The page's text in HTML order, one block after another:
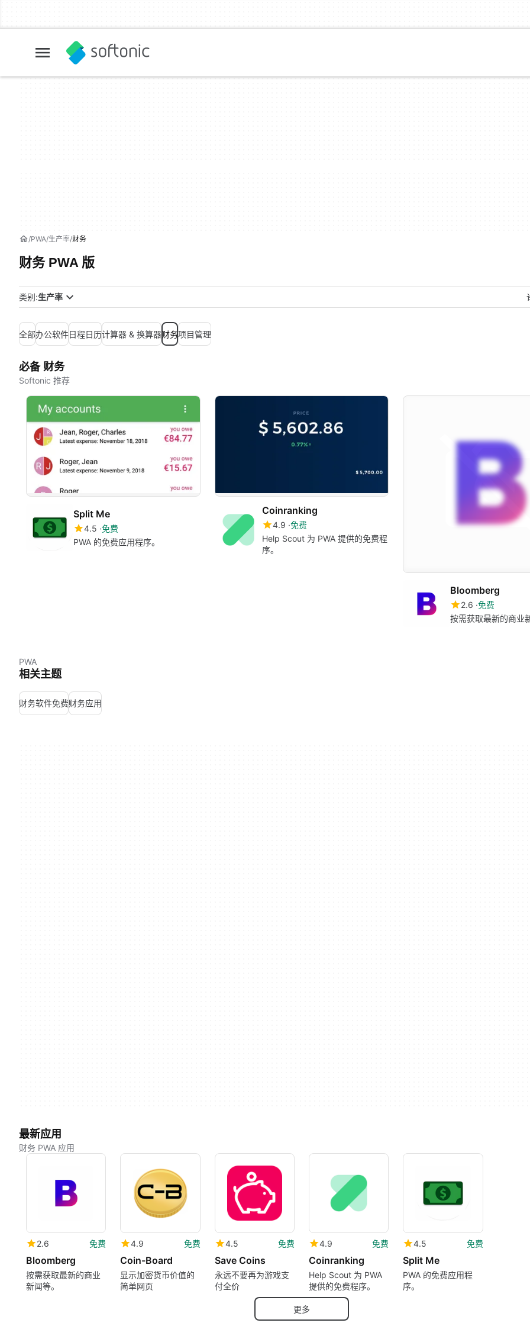
PWA 生产率 财务
财务 PWA 版
类别:生产率
全部办公软件日程日历计算器 & 换算器财务项目管理
必备 财务
Softonic 推荐
Split Me
4.5 免费
PWA 的免费应用程序。
Coinranking
4.9 免费
Help Scout 为 PWA 提供的免费程
序。
Bloomberg
2.6 免费
按需获取最新的商业
PWA
相关主题
财务软件免费财务应用
最新应用
财务 PWA 应用
2.6 免费
Bloomberg
按需获取最新的商业
新闻等。
4.9 免费
Coin-Board
显示加密货币价值的
简单网页
4.5 免费
Save Coins
永远不要再为游戏支
付全价
4.9 免费
Coinranking
Help Scout 为 PWA
提供的免费程序。
4.5 免费
Split Me
PWA 的免费应用程
序。
更多